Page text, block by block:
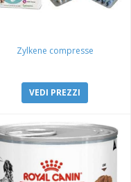
Zylkene compresse
VEDI PREZZI